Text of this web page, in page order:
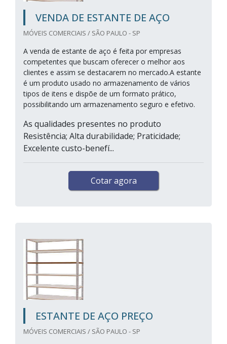
VENDA DE ESTANTE DE AÇO
MÓVEIS COMERCIAIS / SÃO PAULO - SP
A venda de estante de aço é feita por empresas
competentes que buscam oferecer o melhor aos
clientes e assim se destacarem no mercado.A estante
é um produto usado no armazenamento de vários
tipos de itens e dispõe de um formato prático,
possibilitando um armazenamento seguro e efetivo.
As qualidades presentes no produto
Resistência; Alta durabilidade; Praticidade;
Excelente custo-benefí...
Cotar agora
ESTANTE DE AÇO PREÇO
MÓVEIS COMERCIAIS / SÃO PAULO - SP